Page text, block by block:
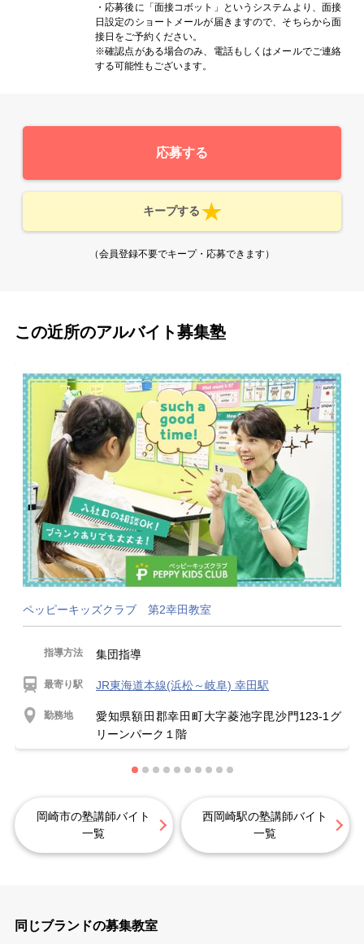
・応募後に「面接コボット」というシステムより、面接
日設定のショートメールが届きますので、そちらから面
接日をご予約ください。
※確認点がある場合のみ、電話もしくはメールでご連絡
する可能性もございます。
応募する
キープする
（会員登録不要でキープ・応募できます）
この近所のアルバイト募集塾
ペッピーキッズクラブ 第2幸田教室
指導方法 集団指導
最寄り駅 JR東海道本線(浜松～岐阜) 幸田駅
勤務地
愛知県額田郡幸田町大字菱池字毘沙門123-1グ
リーンパーク１階
岡崎市の塾講師バイト
一覧
西岡崎駅の塾講師バイト
一覧
同じブランドの募集教室